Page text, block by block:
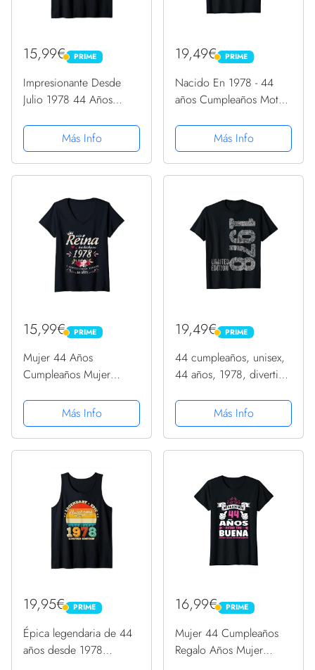
15,99€ PRIME
PRIME
Impresionante Desde
Julio 1978 44 Años
Camiseta sin Mangas
Más Info
19,49€ PRIME
PRIME
Nacido En 1978 - 44
años Cumpleaños Moto
CamisetaMás Info
15,99€ PRIME
PRIME
Mujer 44 Años
Cumpleaños Mujer
Hecha En 1978 Camiseta
Cuello V
Más Info
19,49€ PRIME
PRIME
44 cumpleaños, unisex,
44 años, 1978, divertido
Más Info
19,95€ PRIME
PRIME
Épica legendaria de 44
años desde 1978
16,99€ PRIME
PRIME
Mujer 44 Cumpleaños
Regalo Años Mujer